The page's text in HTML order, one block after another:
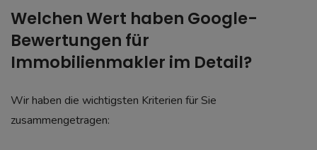
Welchen Wert haben Google-
Bewertungen für
Immobilienmakler im Detail?
Wir haben die wichtigsten Kriterien für Sie
zusammengetragen: